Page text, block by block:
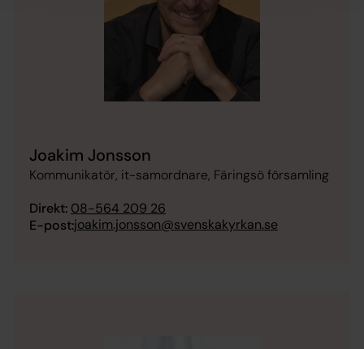
Joakim Jonsson
Kommunikatör, it-samordnare, Färingsö församling
Direkt: 08-564 209 26
E-post:joakim.jonsson@svenskakyrkan.se